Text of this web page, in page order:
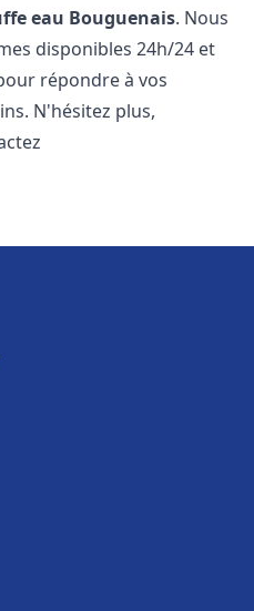
eau Bouguenais. Nous
disponibles 24h/24 et
répondre à vos
N'hésitez plus,